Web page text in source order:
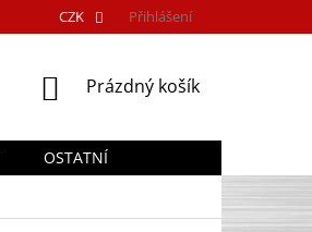
CZK Přihlášení
NÁKUPNÍ
Prázdný košík
OSTATNÍ